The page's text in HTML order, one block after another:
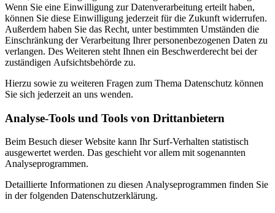
Wenn Sie eine Einwilligung zur Datenverarbeitung erteilt haben,
können Sie diese Einwilligung jederzeit für die Zukunft widerrufen.
Außerdem haben Sie das Recht, unter bestimmten Umständen die
Einschränkung der Verarbeitung Ihrer personenbezogenen Daten zu
verlangen. Des Weiteren steht Ihnen ein Beschwerderecht bei der
zuständigen Aufsichtsbehörde zu.
Hierzu sowie zu weiteren Fragen zum Thema Datenschutz können
Sie sich jederzeit an uns wenden.
Analyse-Tools und Tools von Dritt­anbietern
Beim Besuch dieser Website kann Ihr Surf-Verhalten statistisch
ausgewertet werden. Das geschieht vor allem mit sogenannten
Analyseprogrammen.
Detaillierte Informationen zu diesen Analyseprogrammen finden Sie
in der folgenden Datenschutzerklärung.